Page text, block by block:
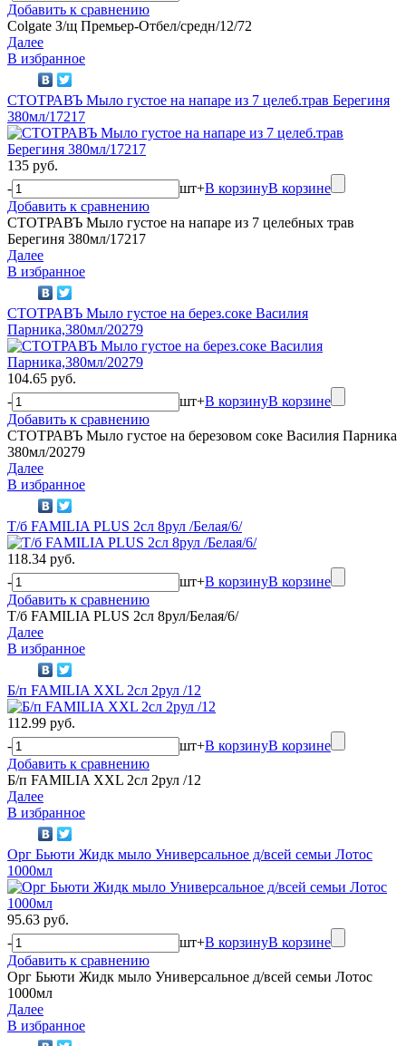
Добавить к сравнению
Colgate З/щ Премьер-Отбел/средн/12/72
Далее
В избранное
СТОТРАВЪ Мыло густое на напаре из 7 целеб.трав Берегиня
380мл/17217
135 руб.
-
шт+В корзинуВ корзине
Добавить к сравнению
СТОТРАВЪ Мыло густое на напаре из 7 целебных трав
Берегиня 380мл/17217
Далее
В избранное
СТОТРАВЪ Мыло густое на берез.соке Василия
Парника,380мл/20279
104.65 руб.
-
шт+В корзинуВ корзине
Добавить к сравнению
СТОТРАВЪ Мыло густое на березовом соке Василия Парника
380мл/20279
Далее
В избранное
Т/б FAMILIA PLUS 2сл 8рул /Белая/6/
118.34 руб.
-
шт+В корзинуВ корзине
Добавить к сравнению
Т/б FAMILIA PLUS 2сл 8рул/Белая/6/
Далее
В избранное
Б/п FAMILIA XXL 2сл 2рул /12
112.99 руб.
-
шт+В корзинуВ корзине
Добавить к сравнению
Б/п FAMILIA XXL 2сл 2рул /12
Далее
В избранное
Орг Бьюти Жидк мыло Универсальное д/всей семьи Лотос
1000мл
95.63 руб.
-
шт+В корзинуВ корзине
Добавить к сравнению
Орг Бьюти Жидк мыло Универсальное д/всей семьи Лотос
1000мл
Далее
В избранное